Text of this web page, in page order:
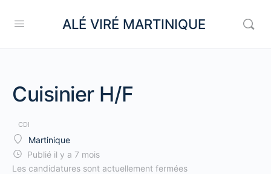
ALÉ VIRÉ MARTINIQUE
Cuisinier H/F
CDI
Martinique
Publié il y a 7 mois
Les candidatures sont actuellement fermées